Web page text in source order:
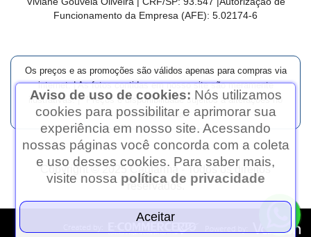
Funcionamento da Empresa (AFE): 5.02174-6
Os preços e as promoções são válidos apenas para compras via
internet. | As fotos contidas em nosso site são meramente
ilustrativas. | *Preços e disponibilidade sujeitos a alterações no
decorrer do dia.
Copyright © 2025 Caufarma - Todos os direitos
reservados.
Aviso de uso de cookies: Nós utilizamos
cookies para possibilitar e aprimorar sua
experiência em nosso site. Acessando
nossas páginas você concorda com a coleta
e uso desses cookies. Para saber mais,
visite nossa política de privacidade
Aceitar